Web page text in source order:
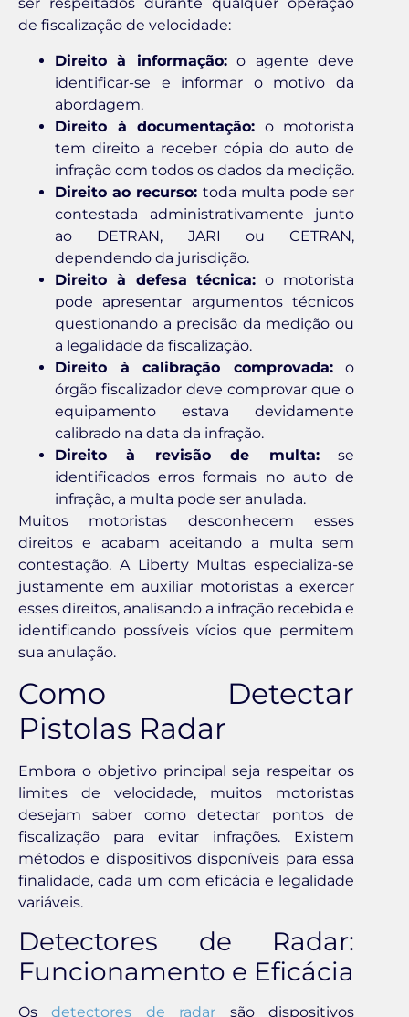
de fiscalização de velocidade:
Direito à informação:o agente deve
identificar-se e informar o motivo da
abordagem.
Direito à documentação: o motorista
tem direito a receber cópia do auto de
infração com todos os dados da medição.
Direito ao recurso: toda multa pode ser
contestada administrativamente junto
ao DETRAN, JARI ou CETRAN,
dependendo da jurisdição.
Direito à defesa técnica: o motorista
pode apresentar argumentos técnicos
questionando a precisão da medição ou
a legalidade da fiscalização.
Direito à calibração comprovada:o
órgão fiscalizador deve comprovar que o
equipamento estava devidamente
calibrado na data da infração.
Direito à revisão de multa:se
identificados erros formais no auto de
infração, a multa pode ser anulada.
Muitos motoristas desconhecem esses
direitos e acabam aceitando a multa sem
contestação. A Liberty Multas especializa-se
justamente em auxiliar motoristas a exercer
esses direitos, analisando a infração recebida e
identificando possíveis vícios que permitem
sua anulação.
Como Detectar
Pistolas Radar
Embora o objetivo principal seja respeitar os
limites de velocidade, muitos motoristas
desejam saber como detectar pontos de
fiscalização para evitar infrações. Existem
métodos e dispositivos disponíveis para essa
finalidade, cada um com eficácia e legalidade
variáveis.
Detectores de Radar:
Funcionamento e Eficácia
Osdetectores de radar são dispositivos